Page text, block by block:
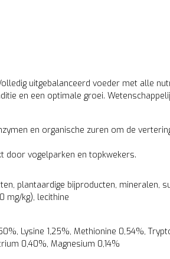
uitgebalanceerd voeder met alle
en een optimale groei.
en organische zuren om de
door vogelparken en topkwekers.
plantaardige bijproducten, mineralen,
mg/kg), lecithine
Lysine 1,25%, Methionine 0,54%,
0,40%, Magnesium 0,14%